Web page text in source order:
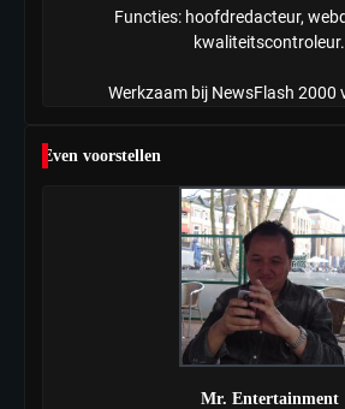
Functies: hoofdredacteur,
kwaliteitscontroleur.
Werkzaam bij NewsFlash 2000
Even voorstellen
Mr. Entertainment